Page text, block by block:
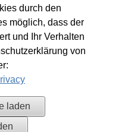
durch den
möglich, dass der
und Ihr Verhalten
von
laden